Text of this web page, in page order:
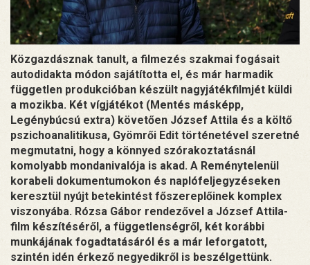
Közgazdásznak tanult, a filmezés szakmai fogásait
autodidakta módon sajátította el, és már harmadik
független produkcióban készült nagyjátékfilmjét küldi
a mozikba. Két vígjátékot (Mentés másképp,
Legénybúcsú extra) követően József Attila és a költő
pszichoanalitikusa, Gyömrői Edit történetével szeretné
megmutatni, hogy a könnyed szórakoztatásnál
komolyabb mondanivalója is akad. A Reménytelenül
korabeli dokumentumokon és naplófeljegyzéseken
keresztül nyújt betekintést főszereplőinek komplex
viszonyába. Rózsa Gábor rendezővel a József Attila-
film készítéséről, a függetlenségről, két korábbi
munkájának fogadtatásáról és a már leforgatott,
szintén idén érkező negyedikről is beszélgettünk.